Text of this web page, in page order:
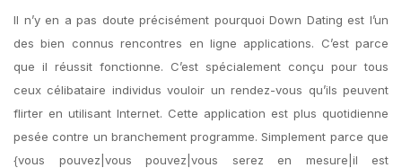
Il n’y en a pas doute précisément pourquoi Down Dating est l’un
des bien connus rencontres en ligne applications. C’est parce
que il réussit fonctionne. C’est spécialement conçu pour tous
ceux célibataire individus vouloir un rendez-vous qu’ils peuvent
flirter en utilisant Internet. Cette application est plus quotidienne
pesée contre un branchement programme. Simplement parce que
{vous pouvez|vous pouvez|vous serez en mesure|il est